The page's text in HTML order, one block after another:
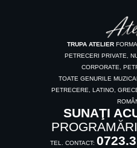
TRUPA ATELIER
PETRECERI PRIVATE,
CORPORATE,
TOATE GENURILE
PETRECERE, LATINO,
SUNAŢI
TEL. CONTACT: